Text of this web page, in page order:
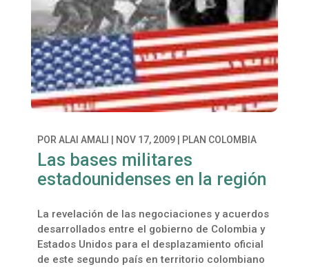
PORALAI AMALI NOV 17, 2009| PLAN COLOMBIA
Las bases militares
estadounidenses en la región
La revelación de las negociaciones y acuerdos
desarrollados entre el gobierno de Colombia y
Estados Unidos para el desplazamiento oficial
de este segundo país en territorio colombiano